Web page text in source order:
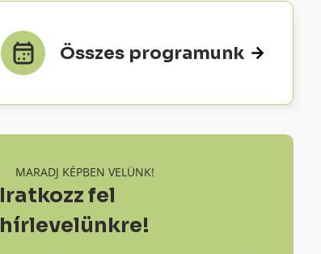
Összes programunk
MARADJ KÉPBEN VELÜNK!
Iratkozz fel
hírlevelünkre!